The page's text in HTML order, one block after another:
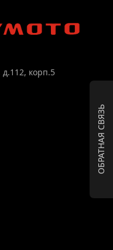
корп.5
ОБРАТНАЯ СВЯЗЬ